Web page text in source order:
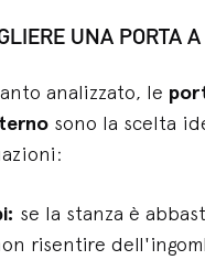
UNA PORTA
analizzato, le
sono la scelta
se la stanza è
risentire